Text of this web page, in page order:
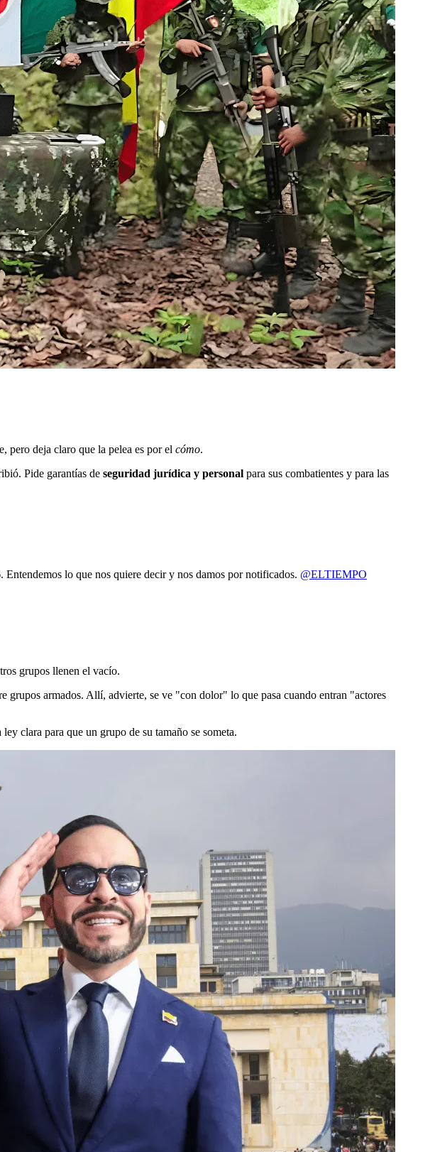
pero deja claro que la pelea es por el cómo.
Pide garantías de seguridad jurídica y personal para sus combatientes y para las
lo que nos quiere decir y nos damos por notificados. @ELTIEMPO
grupos llenen el vacío.
grupos armados. Allí, advierte, se ve "con dolor" lo que pasa cuando entran "actores
clara para que un grupo de su tamaño se someta.